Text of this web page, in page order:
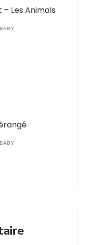
Les Animals